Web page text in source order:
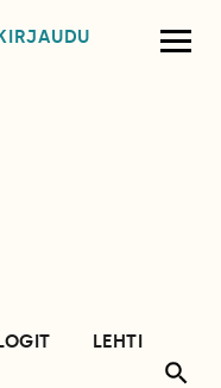
LEHTI